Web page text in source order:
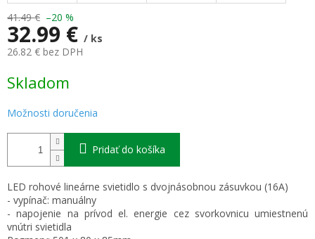
41.49 € –20 %
32.99 € / ks
26.82 € bez DPH
cena:
Skladom
Možnosti doručenia
Pridať do košíka
LED rohové lineárne svietidlo s dvojnásobnou zásuvkou (16A)
- vypínač: manuálny
- napojenie na prívod el. energie cez svorkovnicu umiestnenú
vnútri svietidla